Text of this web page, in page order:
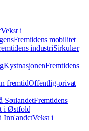
Vekst i
Fremtidens mobilitet
industriSirkulær
KystnasjonenFremtidens
fremtidOffentlig-privat
SørlandetFremtidens
i Østfold
InnlandetVekst i